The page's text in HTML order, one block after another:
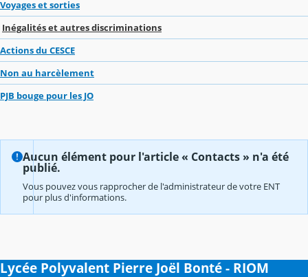
Voyages et sorties
Inégalités et autres discriminations
Actions du CESCE
Non au harcèlement
PJB bouge pour les JO
Aucun élément pour l'article « Contacts » n'a été
publié.
Vous pouvez vous rapprocher de l'administrateur de votre ENT
pour plus d'informations.
Lycée Polyvalent Pierre Joël Bonté - RIOM